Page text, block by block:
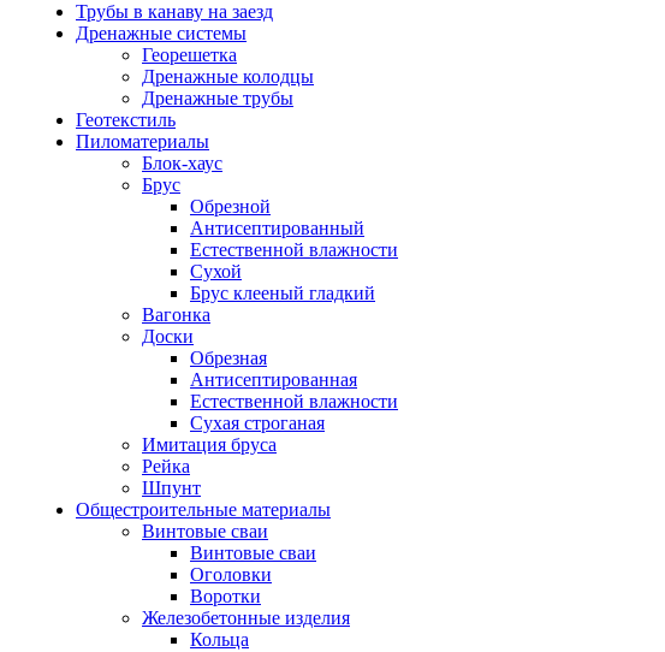
Трубы в канаву на заезд
Дренажные системы
Георешетка
Дренажные колодцы
Дренажные трубы
Геотекстиль
Пиломатериалы
Блок-хаус
Брус
Обрезной
Антисептированный
Естественной влажности
Сухой
Брус клееный гладкий
Вагонка
Доски
Обрезная
Антисептированная
Естественной влажности
Сухая строганая
Имитация бруса
Рейка
Шпунт
Общестроительные материалы
Винтовые сваи
Винтовые сваи
Оголовки
Воротки
Железобетонные изделия
Кольца